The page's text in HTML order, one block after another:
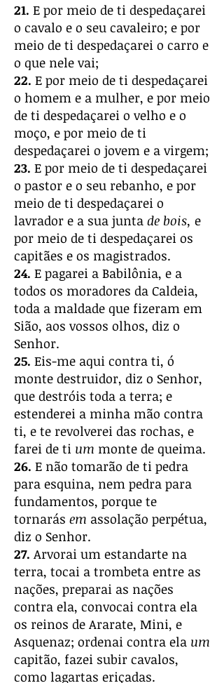
21. E por meio de ti despedaçarei
o cavalo e o seu cavaleiro; e por
meio de ti despedaçarei o carro e
o que nele vai;
22. E por meio de ti despedaçarei
o homem e a mulher, e por meio
de ti despedaçarei o velho e o
moço, e por meio de ti
despedaçarei o jovem e a virgem;
23. E por meio de ti despedaçarei
o pastor e o seu rebanho, e por
meio de ti despedaçarei o
lavrador e a sua junta de bois, e
por meio de ti despedaçarei os
capitães e os magistrados.
24. E pagarei a Babilônia, e a
todos os moradores da Caldeia,
toda a maldade que fizeram em
Sião, aos vossos olhos, diz o
Senhor.
25. Eis-me aqui contra ti, ó
monte destruidor, diz o Senhor,
que destróis toda a terra; e
estenderei a minha mão contra
ti, e te revolverei das rochas, e
farei de ti um monte de queima.
26. E não tomarão de ti pedra
para esquina, nem pedra para
fundamentos, porque te
tornarás em assolação perpétua,
diz o Senhor.
27. Arvorai um estandarte na
terra, tocai a trombeta entre as
nações, preparai as nações
contra ela, convocai contra ela
os reinos de Ararate, Mini, e
Asquenaz; ordenai contra ela um
capitão, fazei subir cavalos,
como lagartas eriçadas.